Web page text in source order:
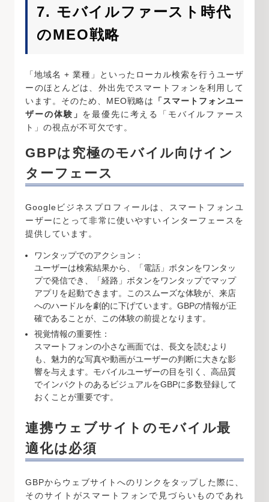
7. モバイルファースト時代
のMEO戦略
「地域名 + 業種」といったローカル検索を行うユーザ
ーのほとんどは、外出先でスマートフォンを利用して
います。そのため、MEO戦略は
「スマートフォンユー
ザーの体験」 を最優先に考える「モバイルファース
ト」の視点が不可欠です。
GBPは究極のモバイル向けイン
ターフェース
Googleビジネスプロフィールは、スマートフォンユ
ーザーにとって非常に使いやすいインターフェースを
提供しています。
ワンタップでのアクション：
ユーザーは検索結果から、「電話」ボタンをワンタッ
プで発信でき、「経路」ボタンをワンタップでマップ
アプリを起動できます。このスムーズな体験が、来店
へのハードルを劇的に下げています。GBPの情報が正
確であることが、この体験の前提となります。
視覚情報の重要性：
スマートフォンの小さな画面では、長文を読むより
も、魅力的な写真や動画がユーザーの判断に大きな影
響を与えます。モバイルユーザーの目を引く、高品質
でインパクトのあるビジュアルをGBPに多数登録して
おくことが重要です。
連携ウェブサイトのモバイル最
適化は必須
GBPからウェブサイトへのリンクをタップした際に、
そのサイトがスマートフォンで見づらいものであれ